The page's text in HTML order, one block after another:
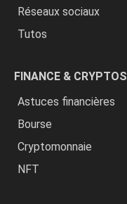
Réseaux sociaux
Tutos
FINANCE & CRYPTOS
Astuces financières
Bourse
Cryptomonnaie
NFT